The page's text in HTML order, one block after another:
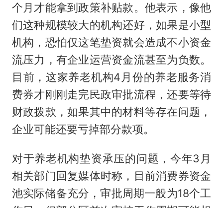
个月才能拿到政策补贴款。他表示，像他
们这种规模较大的机构还好，如果是小型
机构，恐怕仅这笔垫资就会造成不小资金
流压力，有企业运营资金流甚至为负数。
目前，这家养老机构4月份的养老服务消
费券才刚刚走完民政审批流程，还要等待
财政拨款，如果其中的材料等存在问题，
企业可能还要亏掉部分款项。
对于养老机构垫资承压的问题，今年3月
相关部门回复媒体时称，目前消费券资金
池实际储备充分，审批周期一般为18个工